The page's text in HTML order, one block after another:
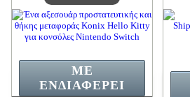
ΜΕ
ΕΝΔΙΑΦΈΡΕΙ